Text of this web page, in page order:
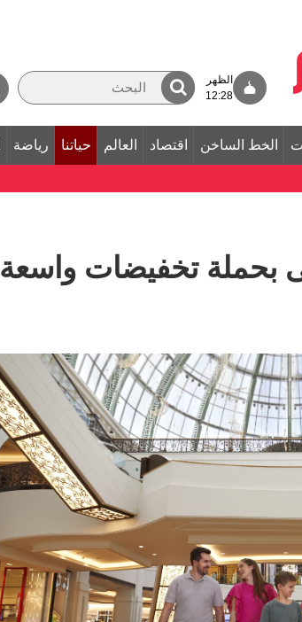
الظهر
12:28
الخط الساخن اقتصاد العالم حياتنا رياضة
بحملة تخفيضات واسعة